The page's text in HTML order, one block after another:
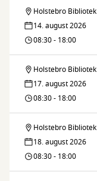
naturen
venner
med
naturen
Legedalen
–
venner
med
naturen
Holstebro Bibliotek
14. august 2026
08:30 - 18:00
Legedalen
–
venner
med
Holstebro Bibliotek
17. august 2026
08:30 - 18:00
Legedalen
–
Holstebro Bibliotek
18. august 2026
08:30 - 18:00